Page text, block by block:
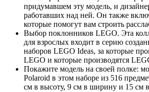
придумавшем эту модель, и
работавших над ней. Он также
которые помогут вам строить
Выбор поклонников LEGO. Эта
для взрослых входит в серию
наборов LEGO Ideas, за которые
LEGO и которые производятся
Покажите модель на своей полке:
Polaroid в этом наборе из 516
см в высоту, 9 см в ширину и 15 см